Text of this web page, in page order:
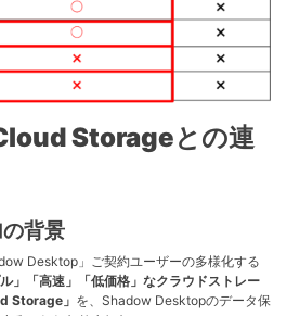
Storageとの連
背景
Desktop」
ご契約ユーザーの多様化する
ル」「高速」「低価格」なクラウドストレー
Storage 」 を、 Shadow Desktopのデータ保